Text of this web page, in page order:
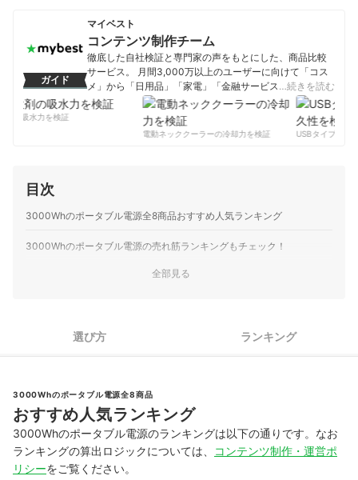
ガイド
マイベスト
コンテンツ制作チーム
徹底した自社検証と専門家の声をもとにした、商品比較
サービス。 月間3,000万以上のユーザーに向けて「コス
メ」から「日用品」「家電」「金融サービス」まで、ベ
ストな商品を選んでもらうために、毎日コンテンツを制
コンテンツ制作チームのプロフィール
…続きを読む
の吸水力を検証
電動ネッククーラーの冷却力を検証
USBタイプCケー
目次
3000Whのポータブル電源全8商品おすすめ人気ランキング
3000Whのポータブル電源の売れ筋ランキングもチェック！
全部見る
選び方 ランキング
3000Whのポータブル電源全8商品
おすすめ人気ランキング
3000Whのポータブル電源のランキングは以下の通りです。なお
ランキングの算出ロジックについては、
コンテンツ制作・運営ポ
リシーをご覧ください。